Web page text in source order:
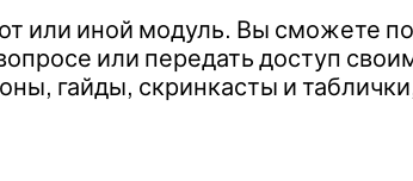
или иной модуль. Вы сможете
или передать доступ
гайды, скринкасты и